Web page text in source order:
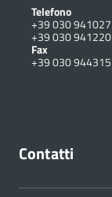
Telefono
+39 030 941027
+39 030 941220
Fax
+39 030 944315
Contatti